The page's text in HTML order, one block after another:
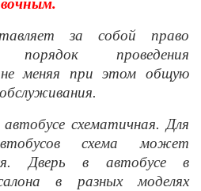
за собой право
порядок проведения
не меняя при этом общую
схематичная. Для
схема может
Дверь в автобусе в
в разных моделях